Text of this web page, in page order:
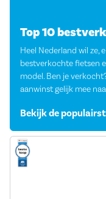
Top 10
Heel Nederland wil ze,
bestverkochte fietsen
model. Ben je
aanwinst gelijk mee
Bekijk de